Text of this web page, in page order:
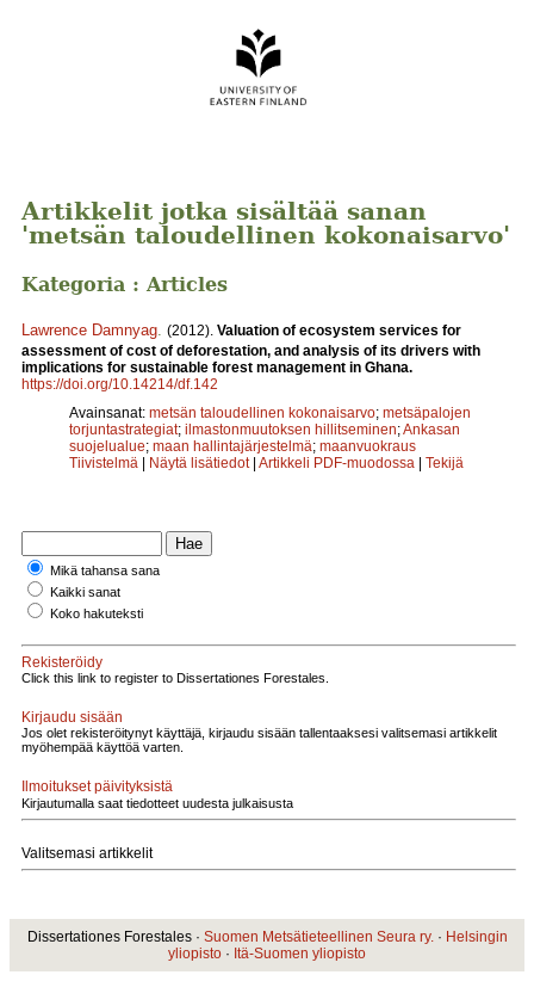
Artikkelit jotka sisältää sanan
'metsän taloudellinen kokonaisarvo'
Kategoria : Articles
Lawrence Damnyag (2012). Valuation of ecosystem services for
assessment of cost of deforestation, and analysis of its drivers with
implications for sustainable forest management in Ghana.
https://doi.org/10.14214/df.142
Avainsanat: metsän taloudellinen kokonaisarvo; metsäpalojen
torjuntastrategiat; ilmastonmuutoksen hillitseminen;Ankasan
suojelualue; maan hallintajärjestelmä; maanvuokraus
Tiivistelmä | Näytä lisätiedot | Artikkeli PDF-muodossa | Tekijä
Mikä tahansa sana
Kaikki sanat
Koko hakuteksti
Rekisteröidy
Click this link to register to Dissertationes Forestales.
Kirjaudu sisään
Jos olet rekisteröitynyt käyttäjä, kirjaudu sisään tallentaaksesi valitsemasi artikkelit
myöhempää käyttöä varten.
Ilmoitukset päivityksistä
Kirjautumalla saat tiedotteet uudesta julkaisusta
Valitsemasi artikkelit
Dissertationes Forestales · Suomen Metsätieteellinen Seura ry. · Helsingin
yliopisto · Itä-Suomen yliopisto